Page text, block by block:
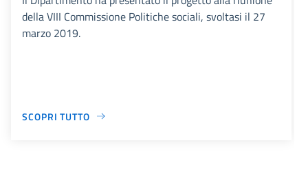
della VIII Commissione Politiche sociali, svoltasi il 27
marzo 2019.
SCOPRI TUTTO